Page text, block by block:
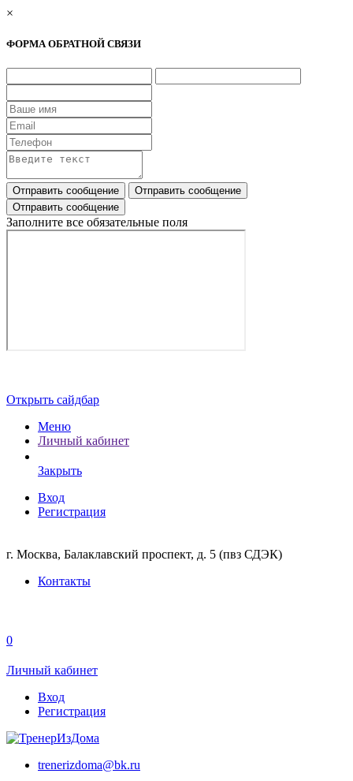
×
ФОРМА ОБРАТНОЙ СВЯЗИ
Заполните все обязательные поля
Открыть сайдбар
Меню
Личный кабинет
Закрыть
Вход
Регистрация
г. Москва, Балаклавский проспект, д. 5 (пвз СДЭК)
Контакты
0
Личный кабинет
Вход
Регистрация
trenerizdoma@bk.ru